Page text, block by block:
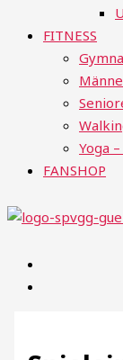
FITNESS
Yoga
FANSHOP